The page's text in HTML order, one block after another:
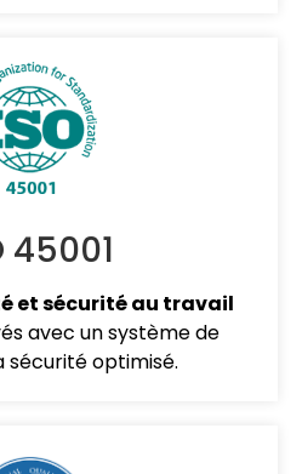
45001
et sécurité au travail
avec un système de
sécurité optimisé.